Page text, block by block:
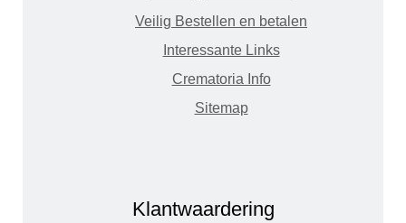
Veilig Bestellen en betalen
Interessante Links
Crematoria Info
Sitemap
Klantwaardering